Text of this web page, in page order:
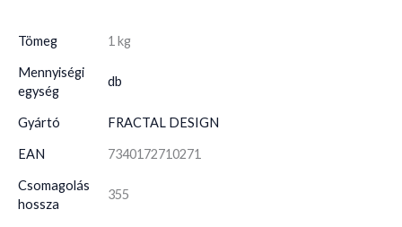
Tömeg 1 kg
Mennyiségi
egység
db
Gyártó FRACTAL DESIGN
EAN 7340172710271
Csomagolás
hossza
355